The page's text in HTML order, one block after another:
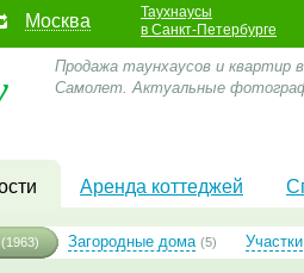
Москва
Таухнаусы
в Санкт-Петербурге
Продажа таунхаусов и квартир
Самолет. Актуальные
Аренда коттеджей
(1963) Загородные дома (5) Участки